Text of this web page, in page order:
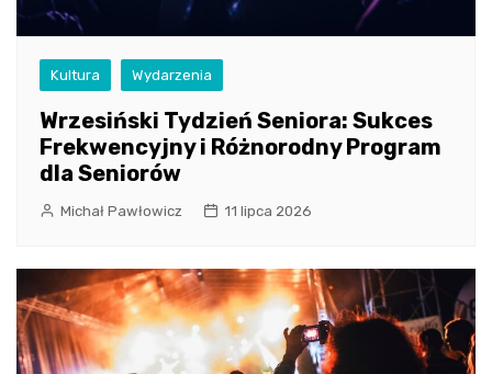
Kultura Wydarzenia
Wrzesiński Tydzień Seniora: Sukces
Frekwencyjny i Różnorodny Program
dla Seniorów
Michał Pawłowicz 11 lipca 2026